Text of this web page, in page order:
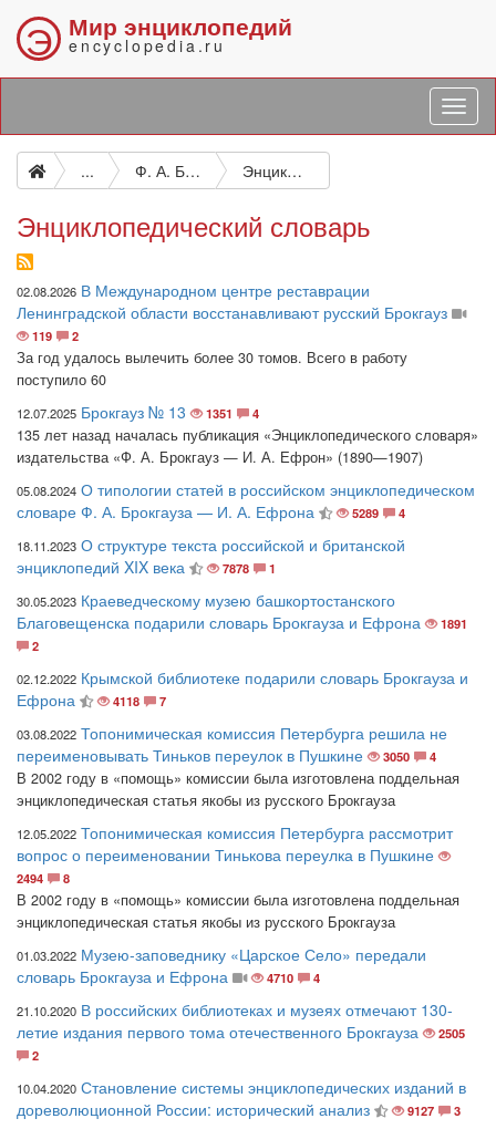
Э Мир энциклопедий
encyclopedia.ru
... Ф. А. Брокгауз – И. А. Ефрон Энциклопедический словарь
Энциклопедический словарь
02.08.2026 В Международном центре реставрации
Ленинградской области восстанавливают русский Брокгауз
119 2
За год удалось вылечить более 30 томов. Всего в работу
поступило 60
12.07.2025 Брокгауз № 13 1351 4
135 лет назад началась публикация «Энциклопедического словаря»
издательства «Ф. А. Брокгауз — И. А. Ефрон» (1890—1907)
05.08.2024 О типологии статей в российском энциклопедическом
словаре Ф. А. Брокгауза — И. А. Ефрона
5289
4
18.11.2023 О структуре текста российской и британской
энциклопедий XIX века
7878
1
30.05.2023 Краеведческому музею башкортостанского
Благовещенска подарили словарь Брокгауза и Ефрона
1891
2
02.12.2022 Крымской библиотеке подарили словарь Брокгауза и
Ефрона
4118
7
03.08.2022 Топонимическая комиссия Петербурга решила не
переименовывать Тиньков переулок в Пушкине
3050 4
В 2002 году в «помощь» комиссии была изготовлена поддельная
энциклопедическая статья якобы из русского Брокгауза
12.05.2022 Топонимическая комиссия Петербурга рассмотрит
вопрос о переименовании Тинькова переулка в Пушкине
2494 8
В 2002 году в «помощь» комиссии была изготовлена поддельная
энциклопедическая статья якобы из русского Брокгауза
01.03.2022 Музею-заповеднику «Царское Село» передали
словарь Брокгауза и Ефрона
4710
4
21.10.2020 В российских библиотеках и музеях отмечают 130-
летие издания первого тома отечественного Брокгауза
2505
2
10.04.2020 Становление системы энциклопедических изданий в
дореволюционной России: исторический анализ
9127
3